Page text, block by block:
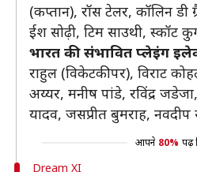
(कप्तान), रॉस टेलर, कॉलिन डी
ईश सोढ़ी, टिम साउथी, स्कॉट
भारत की संभावित प्लेइंग
राहुल (विकेटकीपर), विराट
अय्यर, मनीष पांडे, रविंद्र
यादव, जसप्रीत बुमराह, नवदीप
आपने 80% पढ़
Dream XI